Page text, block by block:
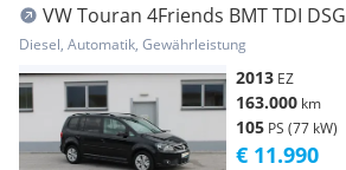
VW Touran 4Friends BMT TDI DSG
Diesel, Automatik, Gewährleistung
2013 EZ
163.000 km
105 PS (77 kW)
€ 11.990